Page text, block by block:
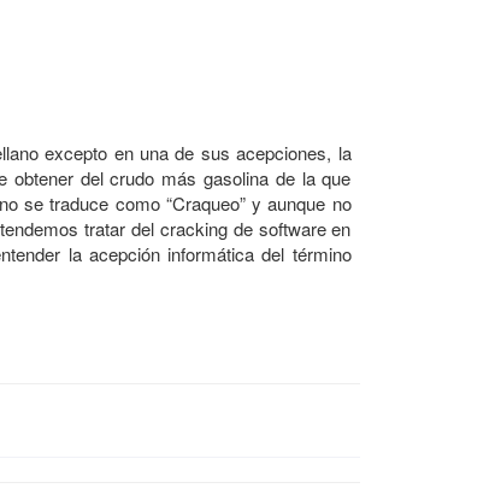
excepto en una de sus acepciones, la
obtener del crudo más gasolina de la que
se traduce como “Craqueo” y aunque no
tratar del cracking de software en
la acepción informática del término